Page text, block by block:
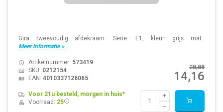
Gira tweevoudig afdekraam. Serie: E1, kleur: grijs mat.
Meer informatie »
28,88
14,16
Artikelnummer: 573419
SKU: 0212154
EAN: 4010337126065
Voor 21u besteld, morgen in huis*
Voorraad: 25